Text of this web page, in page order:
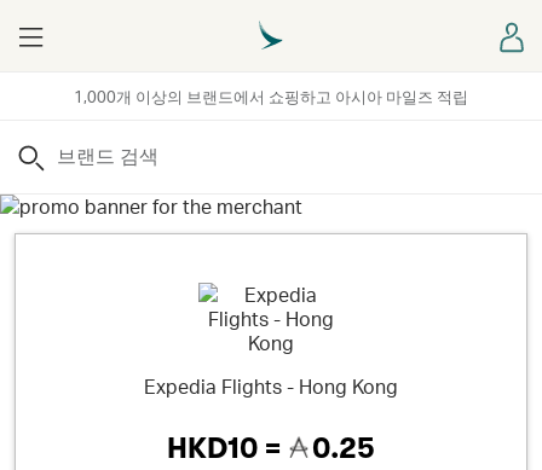
1,000개 이상의 브랜드에서 쇼핑하고 아시아 마일즈 적립
Menu
검색
Expedia Flights - Hong Kong
HKD10 = 0.25